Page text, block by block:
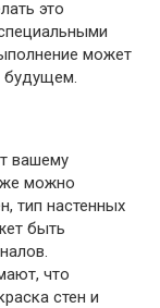
это
может
будущем.
вашему
можно
тип настенных
быть
что
стен и